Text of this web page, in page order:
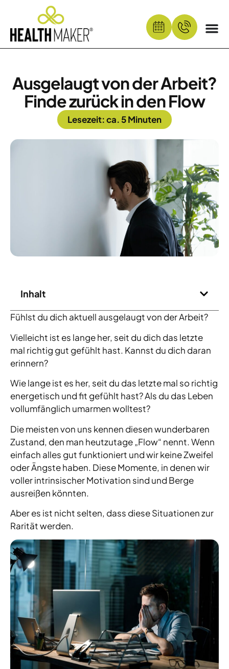
Ausgelaugt von der Arbeit?
Finde zurück in den Flow
Lesezeit: ca. 5 Minuten
Inhalt
Fühlst du dich aktuell ausgelaugt von der Arbeit?
Vielleicht ist es lange her, seit du dich das letzte
mal richtig gut gefühlt hast. Kannst du dich daran
erinnern?
Wie lange ist es her, seit du das letzte mal so richtig
energetisch und fit gefühlt hast? Als du das Leben
vollumfänglich umarmen wolltest?
Die meisten von uns kennen diesen wunderbaren
Zustand, den man heutzutage „Flow“ nennt. Wenn
einfach alles gut funktioniert und wir keine Zweifel
oder Ängste haben. Diese Momente, in denen wir
voller intrinsischer Motivation sind und Berge
ausreißen könnten.
Aber es ist nicht selten, dass diese Situationen zur
Rarität werden.